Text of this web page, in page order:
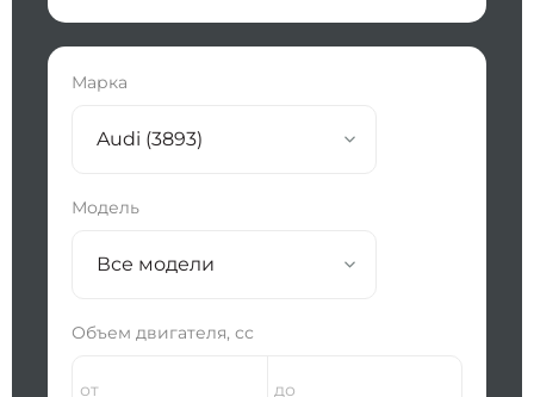
Марка
Audi (3893)
Модель
Все модели
Объем двигателя, сс